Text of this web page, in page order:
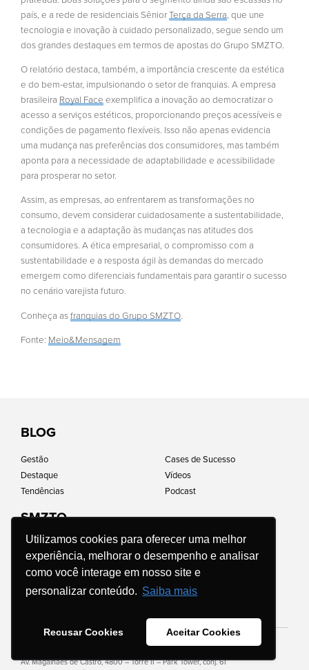
Utilizamos cookies para oferecer uma melhor
experiência, melhorar o desempenho e analisar
como você interage em nosso site e
personalizar conteúdo. Saiba mais
Recusar Cookies Aceitar Cookies
país, e a rede de residenciais SêniorTerça da Serra , que une
tecnologia e inovação à cuidado personalizado, segue sendo um
dos grandes destaques em termos de apostas do Grupo SMZTO.
O relatório destaca, também, a importância crescente da estética
e do bem-estar, impulsionando o setor de franquias. A empresa
brasileira Royal Face exemplifica a inovação ao democratizar o
acesso a serviços estéticos, proporcionando preços acessíveis e
condições de pagamento flexíveis. Isso não apenas evidencia
uma mudança nas preferências dos consumidores, mas também
aponta para a necessidade de adaptabilidade e acessibilidade
para prosperar no setor.
Assim, as empresas, ao enfrentarem as transformações no
consumo, devem considerar cuidadosamente a sustentabilidade,
a tecnologia e a adaptação às mudanças nas atitudes dos
consumidores. A ética empresarial, o compromisso com a
sustentabilidade e a resposta ágil às demandas do mercado
emergem como diferenciais fundamentais para garantir o sucesso
no cenário varejista futuro.
Conheça asfranquias do Grupo SMZTO.
Fonte: Meio&Mensagem
BLOG
Gestão
Destaque
Tendências
Cases de Sucesso
Vídeos
Podcast
SMZTO
Home
Quem somos
Carreiras
Franquias
Impacto social
Perguntas frequentes
Política de Privacidade
Código de Conduta e Ética
Av. Magalhães de Castro, 4800 – Torre II – Park Tower, conj. 61